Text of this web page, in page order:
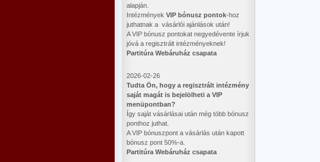
alapján.
Intézmények VIP bónusz pontok-hoz
juthatnak a vásárlói ajánlások után!
A VIP bónusz pontokat negyedévente írjuk
jóvá a regisztrált intézményeknek!
Partitúra Webáruház csapata
2026-02-26
​Tudta Ön, hogy a regisztrált intézmény
saját magát is bejelölheti a VIP
menüpontban?
Így saját vásárlásai után még több bónusz
ponthoz juthat.
A VIP bónuszpont a vásárlás után kapott
bónusz pont 50%-a.
Partitúra Webáruház csapata